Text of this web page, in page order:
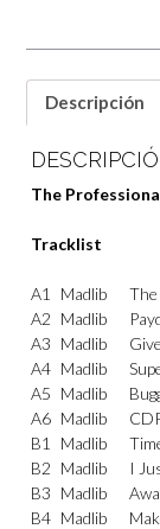
Descripción
The
Tracklist
A1 Madlib
A2 Madlib
A3 Madlib
A4 Madlib
A5 Madlib
A6 Madlib
B1
Madlib
B2 Madlib
I
B3 Madlib
B4 Madlib